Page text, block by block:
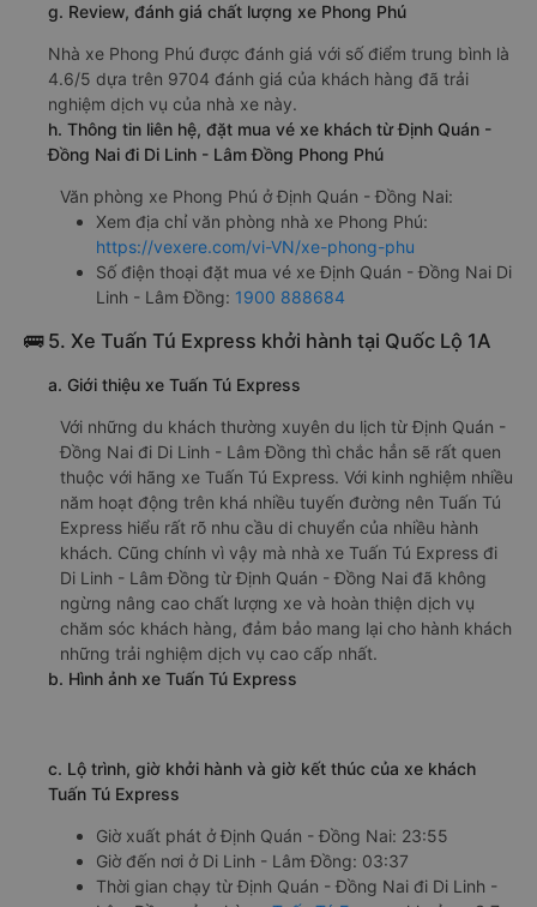
g. Review, đánh giá chất lượng xe Phong Phú
Nhà xe Phong Phú được đánh giá với số điểm trung bình là
4.6/5 dựa trên 9704 đánh giá của khách hàng đã trải
nghiệm dịch vụ của nhà xe này.
h. Thông tin liên hệ, đặt mua vé xe khách từ Định Quán -
Đồng Nai đi Di Linh - Lâm Đồng Phong Phú
Văn phòng xe Phong Phú ở Định Quán - Đồng Nai:
Xem địa chỉ văn phòng nhà xe Phong Phú:
https://vexere.com/vi-VN/xe-phong-phu
Số điện thoại đặt mua vé xe Định Quán - Đồng Nai Di
Linh - Lâm Đồng: 1900 888684
🚌 5. Xe Tuấn Tú Express khởi hành tại Quốc Lộ 1A
a. Giới thiệu xe Tuấn Tú Express
Với những du khách thường xuyên du lịch từ Định Quán -
Đồng Nai đi Di Linh - Lâm Đồng thì chắc hẳn sẽ rất quen
thuộc với hãng xe Tuấn Tú Express. Với kinh nghiệm nhiều
năm hoạt động trên khá nhiều tuyến đường nên Tuấn Tú
Express hiểu rất rõ nhu cầu di chuyển của nhiều hành
khách. Cũng chính vì vậy mà nhà xe Tuấn Tú Express đi
Di Linh - Lâm Đồng từ Định Quán - Đồng Nai đã không
ngừng nâng cao chất lượng xe và hoàn thiện dịch vụ
chăm sóc khách hàng, đảm bảo mang lại cho hành khách
những trải nghiệm dịch vụ cao cấp nhất.
b. Hình ảnh xe Tuấn Tú Express
c. Lộ trình, giờ khởi hành và giờ kết thúc của xe khách
Tuấn Tú Express
Giờ xuất phát ở Định Quán - Đồng Nai: 23:55
Giờ đến nơi ở Di Linh - Lâm Đồng: 03:37
Thời gian chạy từ Định Quán - Đồng Nai đi Di Linh -